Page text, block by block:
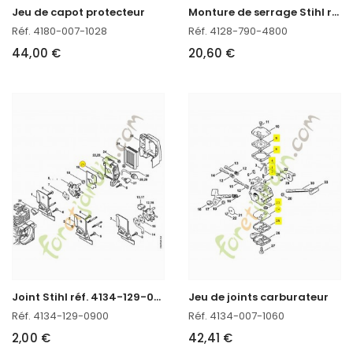
Jeu de capot protecteur
Réf. 4180-007-1028
44,00 €
M
onture de serrage Stihl réf. 4128-790-4800
Réf. 4128-790-4800
20,60 €
J
oint Stihl réf. 4134-129-0900 en stock
Réf. 4134-129-0900
2,00 €
Jeu de joints carburateur
Réf. 4134-007-1060
42,41 €